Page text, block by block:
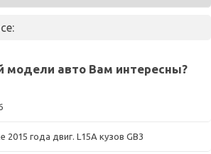
модели авто Вам интересны?
2015 года двиг. L15A кузов GB3